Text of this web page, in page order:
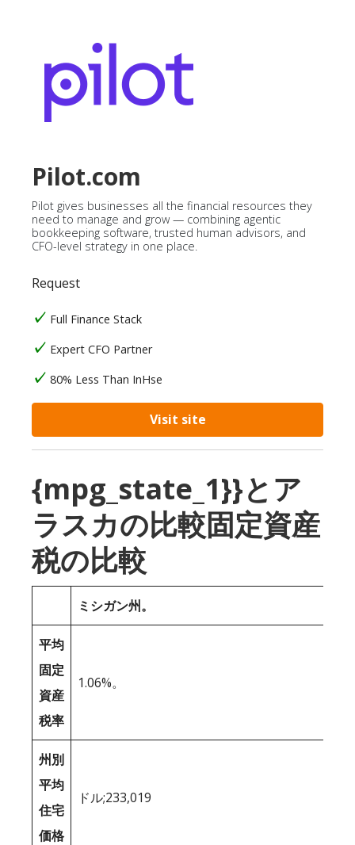
Pilot.com
Pilot gives businesses all the financial resources they
need to manage and grow — combining agentic
bookkeeping software, trusted human advisors, and
CFO-level strategy in one place.
Request
Full Finance Stack
Expert CFO Partner
80% Less Than InHse
Visit site
{mpg_state_1}}とア
ラスカの比較固定資産
税の比較
ミシガン州。
平均
固定
資産
税率
1.06%。
州別
平均
住宅
価格
ドル;233,019